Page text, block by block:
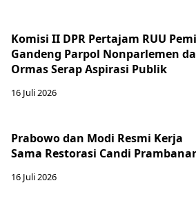
Komisi II DPR Pertajam RUU
Gandeng Parpol Nonparlemen
Ormas Serap Aspirasi Publik
16 Juli 2026
Prabowo dan Modi Resmi Kerja
Sama Restorasi Candi
16 Juli 2026